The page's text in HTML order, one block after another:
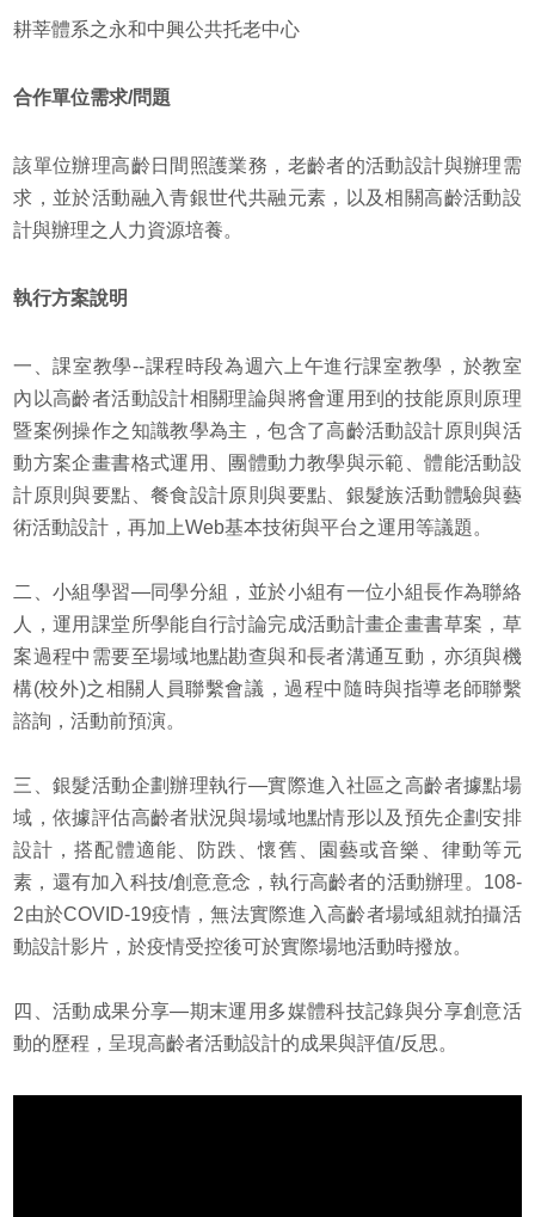
耕莘體系之永和中興公共托老中心
合作單位需求/問題
該單位辦理高齡日間照護業務，老齡者的活動設計與辦理需
求，並於活動融入青銀世代共融元素，以及相關高齡活動設
計與辦理之人力資源培養。
執行方案說明
一、課室教學--課程時段為週六上午進行課室教學，於教室
內以高齡者活動設計相關理論與將會運用到的技能原則原理
暨案例操作之知識教學為主，包含了高齡活動設計原則與活
動方案企畫書格式運用、團體動力教學與示範、體能活動設
計原則與要點、餐食設計原則與要點、銀髮族活動體驗與藝
術活動設計，再加上Web基本技術與平台之運用等議題。
二、小組學習—同學分組，並於小組有一位小組長作為聯絡
人，運用課堂所學能自行討論完成活動計畫企畫書草案，草
案過程中需要至場域地點勘查與和長者溝通互動，亦須與機
構(校外)之相關人員聯繫會議，過程中隨時與指導老師聯繫
諮詢，活動前預演。
三、銀髮活動企劃辦理執行—實際進入社區之高齡者據點場
域，依據評估高齡者狀況與場域地點情形以及預先企劃安排
設計，搭配體適能、防跌、懷舊、園藝或音樂、律動等元
素，還有加入科技/創意意念，執行高齡者的活動辦理。108-
2由於COVID-19疫情，無法實際進入高齡者場域組就拍攝活
動設計影片，於疫情受控後可於實際場地活動時撥放。
四、活動成果分享—期末運用多媒體科技記錄與分享創意活
動的歷程，呈現高齡者活動設計的成果與評值/反思。